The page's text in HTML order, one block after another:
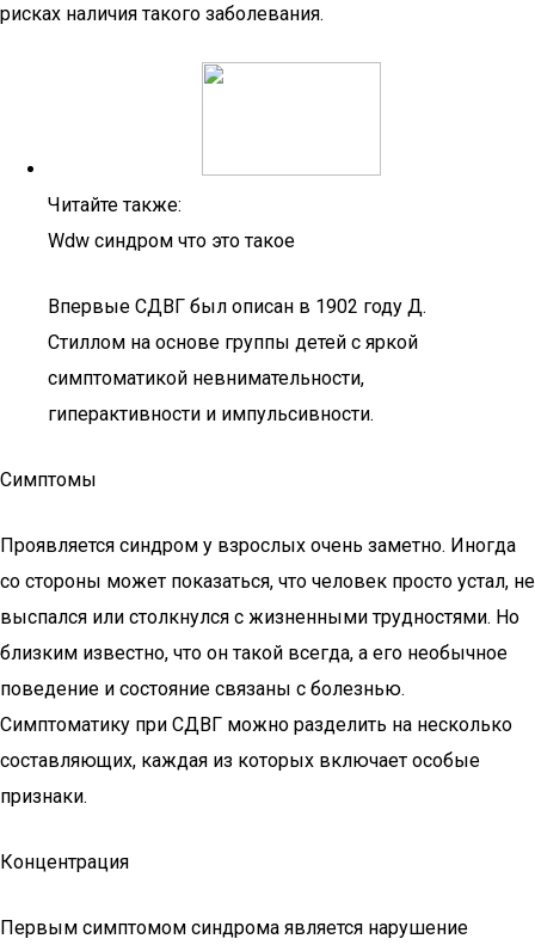
рисках наличия такого заболевания.
Читайте также:
Wdw синдром что это такое
Впервые СДВГ был описан в 1902 году Д.
Стиллом на основе группы детей с яркой
симптоматикой невнимательности,
гиперактивности и импульсивности.
Симптомы
Проявляется синдром у взрослых очень заметно. Иногда
со стороны может показаться, что человек просто устал, не
выспался или столкнулся с жизненными трудностями. Но
близким известно, что он такой всегда, а его необычное
поведение и состояние связаны с болезнью.
Симптоматику при СДВГ можно разделить на несколько
составляющих, каждая из которых включает особые
признаки.
Концентрация
Первым симптомом синдрома является нарушение